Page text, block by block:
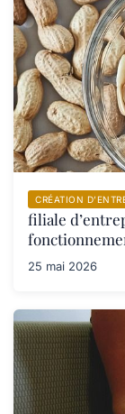
CRÉATION
filiale
25 mai 2026